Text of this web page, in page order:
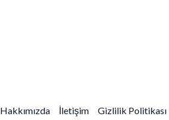
Hakkımızda İletişim Gizlilik Politikası